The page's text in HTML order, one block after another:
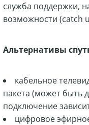
служба поддержки,
возможности (catch
Альтернативы
кабельное
пакета (может быть
подключение
цифровое